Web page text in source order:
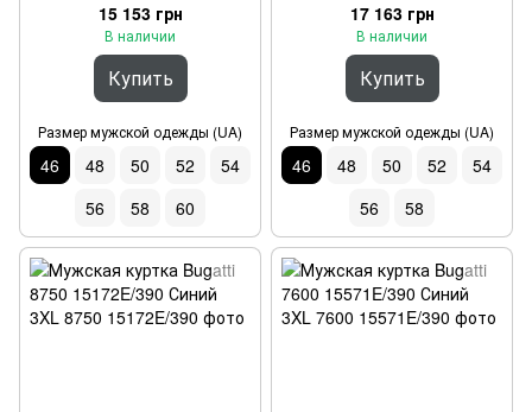
15 153 грн
В наличии
Купить
Размер мужской одежды (UA)
46 48 50 52
54
56
58 60
17 163 грн
В наличии
Купить
Размер мужской одежды (UA)
46 48 50 52
54
56
58